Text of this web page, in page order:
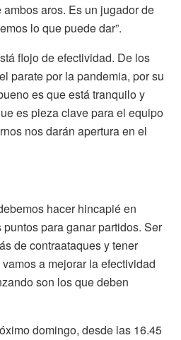
aros. Es un jugador de
lo que puede dar”.
flojo de efectividad. De los
parate por la pandemia, por su
es que está tranquilo y
es pieza clave para el equipo
nos darán apertura en el
hacer hincapié en
para ganar partidos. Ser
de contraataques y tener
a mejorar la efectividad
son los que deben
domingo, desde las 16.45